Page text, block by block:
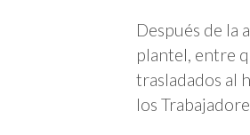
Después de la
plantel, entre
trasladados al
los